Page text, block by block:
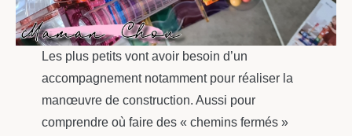
Les plus petits vont avoir besoin d’un
accompagnement notamment pour réaliser la
manœuvre de construction. Aussi pour
comprendre où faire des « chemins fermés »